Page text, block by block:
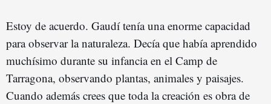
Estoy de acuerdo. Gaudí tenía una enorme capacidad
para observar la naturaleza. Decía que había aprendido
muchísimo durante su infancia en el Camp de
Tarragona, observando plantas, animales y paisajes.
Cuando además crees que toda la creación es obra de